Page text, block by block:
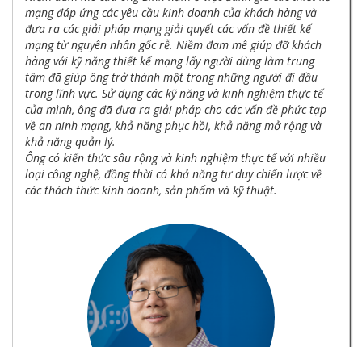
mạng đáp ứng các yêu cầu kinh doanh của khách hàng và
đưa ra các giải pháp mạng giải quyết các vấn đề thiết kế
mạng từ nguyên nhân gốc rễ. Niềm đam mê giúp đỡ khách
hàng với kỹ năng thiết kế mạng lấy người dùng làm trung
tâm đã giúp ông trở thành một trong những người đi đầu
trong lĩnh vực. Sử dụng các kỹ năng và kinh nghiệm thực tế
của mình, ông đã đưa ra giải pháp cho các vấn đề phức tạp
về an ninh mạng, khả năng phục hồi, khả năng mở rộng và
khả năng quản lý.
Ông có kiến ​​thức sâu rộng và kinh nghiệm thực tế với nhiều
loại công nghệ, đồng thời có khả năng tư duy chiến lược về
các thách thức kinh doanh, sản phẩm và kỹ thuật.